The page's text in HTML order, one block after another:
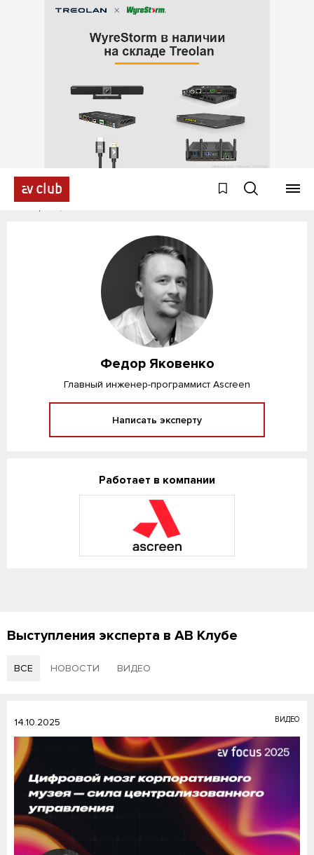
Эксперты
Федор Яковенко
Главный инженер-программист Ascreen
Написать эксперту
Работает в компании
Выступления эксперта в АВ Клубе
ВСЕ НОВОСТИ ВИДЕО
14.10.2025 ВИДЕО